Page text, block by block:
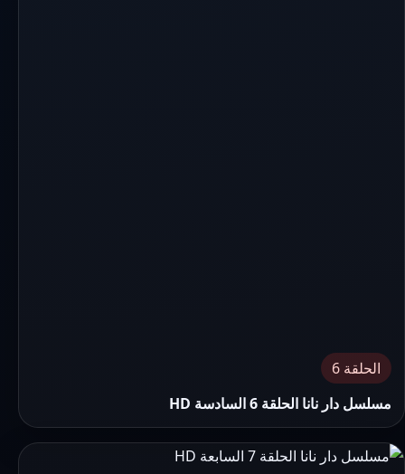
الحلقة 6
مسلسل دار نانا الحلقة 6 السادسة HD